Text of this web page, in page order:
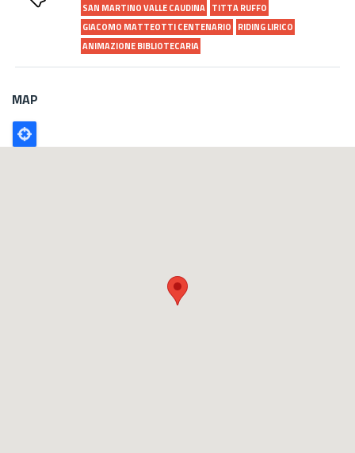
SAN MARTINO VALLE CAUDINA TITTA RUFFO
GIACOMO MATTEOTTI CENTENARIO
RIDING LIRICO
ANIMAZIONE BIBLIOTECARIA
MAP
Poligono
GEO